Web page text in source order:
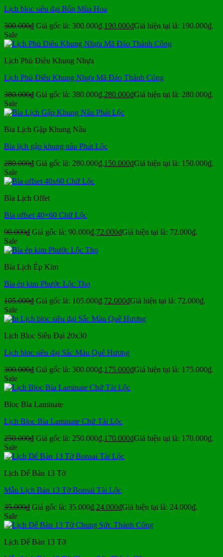
Lịch bloc siêu đại Bốn Mùa Hoa
300.000₫ Giá gốc là: 300.000₫.190.000₫Giá hiện tại là: 190.000₫.
Sale
Lịch Phù Điêu Khung Nhựa
Lịch Phù Điêu Khung Nhựa Mã Đáo Thành Công
380.000₫ Giá gốc là: 380.000₫.280.000₫Giá hiện tại là: 280.000₫.
Sale
Bìa Lịch Gập Khung Nâu
Bìa lịch gập khung nâu Phát Lộc
280.000₫ Giá gốc là: 280.000₫.150.000₫Giá hiện tại là: 150.000₫.
Sale
Bìa Lịch Offet
Bìa offset 40×60 Chữ Lộc
90.000₫ Giá gốc là: 90.000₫.72.000₫Giá hiện tại là: 72.000₫.
Sale
Bìa Lịch Ép Kim
Bìa ép kim Phước Lộc Thọ
105.000₫ Giá gốc là: 105.000₫.72.000₫Giá hiện tại là: 72.000₫.
Sale
Lịch Bloc Siêu Đại 20x30
Lịch bloc siêu đại Sắc Màu Quê Hương
300.000₫ Giá gốc là: 300.000₫.175.000₫Giá hiện tại là: 175.000₫.
Sale
Bloc Bìa Laminate
Lịch Bloc Bìa Laminate Chữ Tài Lộc
250.000₫ Giá gốc là: 250.000₫.170.000₫Giá hiện tại là: 170.000₫.
Sale
Lịch Để Bàn 13 Tờ
Mẫu Lịch Bàn 13 Tờ Bonsai Tài Lộc
35.000₫ Giá gốc là: 35.000₫.24.000₫Giá hiện tại là: 24.000₫.
Sale
Lịch Để Bàn 13 Tờ